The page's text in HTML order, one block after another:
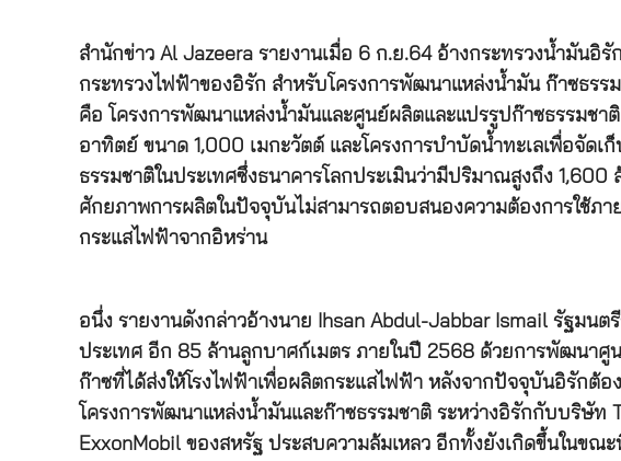
สำนักข่าว Al Jazeera รายงานเมื่อ 6 ก.ย.64 อ้างกระทรวงน้ำมัน
กระทรวงไฟฟ้าของอิรัก สำหรับโครงการพัฒนาแหล่งน้ำมัน ก๊าซธร
คือ โครงการพัฒนาแหล่งน้ำมันและศูนย์ผลิตและแปรรูปก๊าซธรรมชา
อาทิตย์ ขนาด 1,000 เมกะวัตต์ และโครงการบำบัดน้ำทะเลเพื่อจัด
ธรรมชาติในประเทศซึ่งธนาคารโลกประเมินว่ามีปริมาณสูงถึง
ศักยภาพการผลิตในปัจจุบันไม่สามารถตอบสนองความต้องการใช้ภา
กระแสไฟฟ้าจากอิหร่าน
อนึ่ง รายงานดังกล่าวอ้างนาย Ihsan Abdul-Jabbar Ismail รัฐมนต
ประเทศ อีก 85 ล้านลูกบาศก์เมตร ภายในปี 2568 ด้วยการพัฒนาศู
ก๊าซที่ได้ส่งให้โรงไฟฟ้าเพื่อผลิตกระแสไฟฟ้า หลังจากปัจจุบันอิรักต้
โครงการพัฒนาแหล่งน้ำมันและก๊าซธรรมชาติ ระหว่างอิรักกับบริษัท
ExxonMobil ของสหรัฐ ประสบความล้มเหลว อีกทั้งยังเกิดขึ้นในข